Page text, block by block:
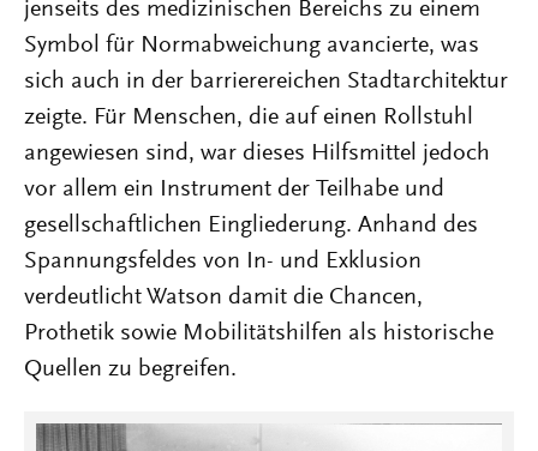
jenseits des medizinischen Bereichs zu einem
Symbol für Normabweichung avancierte, was
sich auch in der barrierereichen Stadtarchitektur
zeigte. Für Menschen, die auf einen Rollstuhl
angewiesen sind, war dieses Hilfsmittel jedoch
vor allem ein Instrument der Teilhabe und
gesellschaftlichen Eingliederung. Anhand des
Spannungsfeldes von In- und Exklusion
verdeutlicht Watson damit die Chancen,
Prothetik sowie Mobilitätshilfen als historische
Quellen zu begreifen.